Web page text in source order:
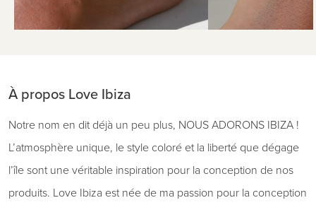
À propos Love Ibiza
Notre nom en dit déjà un peu plus, NOUS ADORONS IBIZA !
L’atmosphère unique, le style coloré et la liberté que dégage
l’île sont une véritable inspiration pour la conception de nos
produits. Love Ibiza est née de ma passion pour la conception